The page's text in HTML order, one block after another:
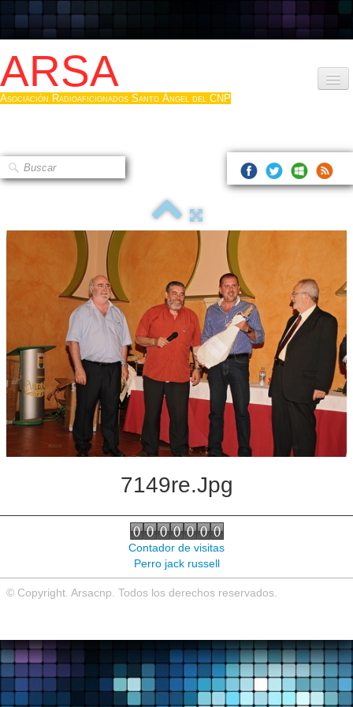
ARSA
Asociación Radioaficionados Santo Ángel del CNP
Que es la ARSA
Hacerse socio
Log diploma en Pdf
Sistemas Digitales
Noticias de interés
Contacto
7149re.jpg
Contador de visitas
Perro jack russell
© Copyright. Arsacnp. Todos los derechos reservados.